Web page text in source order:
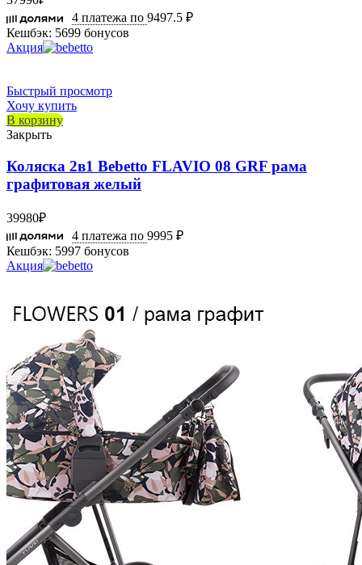
4 платежа по 9497.5 ₽
Кешбэк: 5699 бонусов
Акция
Быстрый просмотр
Хочу купить
В корзину
Закрыть
Коляска 2в1 Bebetto FLAVIO 08 GRF рама
графитовая желый
39980₽
4 платежа по 9995 ₽
Кешбэк: 5997 бонусов
Акция